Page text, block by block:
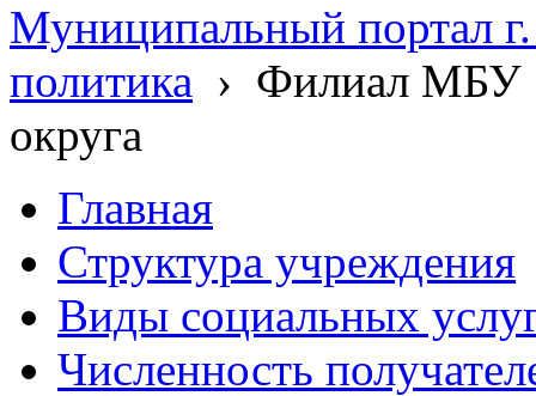
Муниципальный портал
политика › Филиал МБУ
округа
Главная
Структура учреждения
Виды социальных
Численность